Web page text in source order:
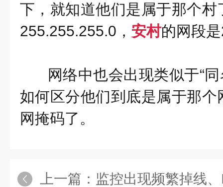
下，就知道他们是属于那个村
255.255.255.0， 安村的网段
网络中也会出现类似于“
如何区分他们到底是属于那
网掩码了。
上一篇： 监控出现频繁掉线、IP地